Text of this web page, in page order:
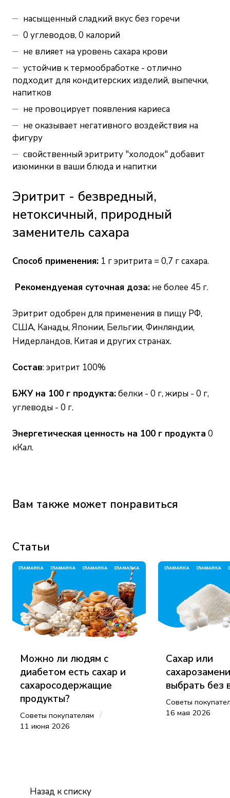
насыщенный сладкий вкус без горечи
0 углеводов, 0 калорий
не влияет на уровень сахара крови
устойчив к термообработке - отлично
подходит для кондитерских изделий, выпечки,
напитков
не провоцирует появления кариеса
не оказывает негативного воздействия на
фигуру
свойственный эритриту "холодок" добавит
изюминки в ваши блюда и напитки
Эритрит - безвредный,
нетоксичный, природный
заменитель сахара
Способ применения: 1 г эритрита = 0,7 г сахара.
Рекомендуемая суточная доза: не более 45 г.
Эритрит одобрен для применения в пищу РФ,
США, Канады, Японии, Бельгии, Финляндии,
Нидерландов, Китая и других странах.
Состав: эритрит 100%
БЖУ на 100 г продукта:белки - 0 г, жиры - 0 г,
углеводы - 0 г.
Энергетическая ценность на 100 г продукта 0
кКал.
Вам также может понравиться
Статьи
Можно ли людям с
диабетом есть сахар и
сахаросодержащие
продукты?
Советы покупателям /
11 июня 2026
Сахар или
выбрать без
Советы
16 мая 2026
Назад к списку